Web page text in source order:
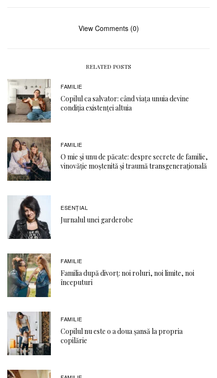
View Comments (0)
RELATED POSTS
FAMILIE
Copilul ca salvator: când viața unuia devine
condiția existenței altuia
FAMILIE
O mie și unu de păcate: despre secrete de familie,
vinovăție moștenită și traumă transgenerațională
ESENȚIAL
Jurnalul unei garderobe
FAMILIE
Familia după divorț: noi roluri, noi limite, noi
începuturi
FAMILIE
Copilul nu este o a doua șansă la propria
copilărie